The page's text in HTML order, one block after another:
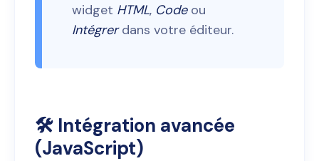
widget HTML, Codeou
Intégrerdans votre éditeur.
🛠️ Intégration avancée
(JavaScript)